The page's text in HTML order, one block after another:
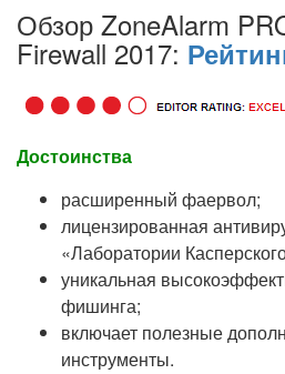
Обзор ZoneAlarm
Firewall 2017:
Достоинства
расширенный фаервол;
лицензированная
«Лаборатории
уникальная
фишинга;
включает полезные
инструменты.